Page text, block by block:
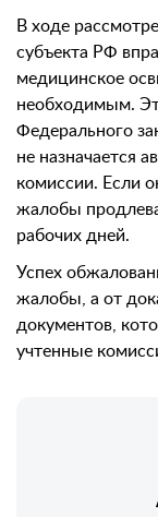
В ходе
субъекта РФ
медицинское
необходимым.
Федерального
не назначается
комиссии. Если
жалобы
рабочих дней.
Успех
жалобы, а от
документов,
учтенные